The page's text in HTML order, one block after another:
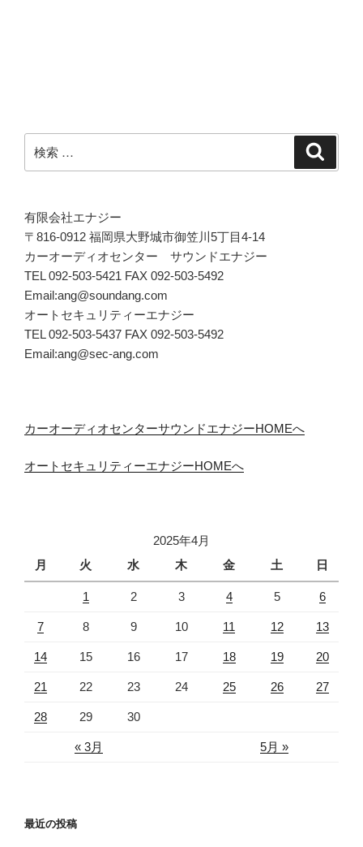
索:
有限会社エナジー
〒816-0912 福岡県大野城市御笠川5丁目4-14
カーオーディオセンター サウンドエナジー
TEL 092-503-5421 FAX 092-503-5492
Email:ang@soundang.com
オートセキュリティーエナジー
TEL 092-503-5437 FAX 092-503-5492
Email:ang@sec-ang.com
カーオーディオセンターサウンドエナジーHOMEへ
オートセキュリティーエナジーHOMEへ
2025年4月
月
火 水 木 金 土 日
« 3月 5月 »
1 2 3 4 5 6
7 8 9 10 11 12 13
14 15 16 17 18 19 20
21 22 23 24 25 26 27
28 29 30
最近の投稿